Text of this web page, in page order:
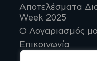
Αποτελέσματα
Week 2025
Ο Λογαριασμός
Επικοινωνία